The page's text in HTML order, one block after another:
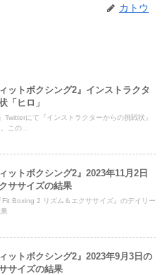
カトウ
ットボクシング2』インストラクタ
「ヒロ」
Twitterにて『インストラクターからの挑戦状』
この...
ットボクシング2』2023年11月2日
ササイズの結果
Boxing 2 リズム＆エクササイズ』のデイリー
ットボクシング2』2023年9月3日の
サイズの結果